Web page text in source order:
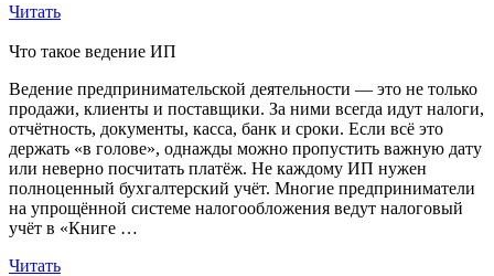
Читать
Что такое ведение ИП
Ведение предпринимательской деятельности — это не только
продажи, клиенты и поставщики. За ними всегда идут налоги,
отчётность, документы, касса, банк и сроки. Если всё это
держать «в голове», однажды можно пропустить важную дату
или неверно посчитать платёж. Не каждому ИП нужен
полноценный бухгалтерский учёт. Многие предприниматели
на упрощённой системе налогообложения ведут налоговый
учёт в «Книге …
Читать